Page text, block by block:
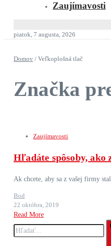
Zaujímavosti
piatok, 7 augusta, 2026
Domov / Veľkoplošná tlač
Značka
Zaujímavosti
Hľadáte spôsoby, ako
Ak chcete, aby sa z vašej firmy
Bod
22 októbra, 2019
Read More
Hľadať: